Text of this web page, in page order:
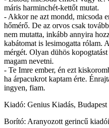
máris harminchét-kettőt mutat.
- Akkor ne azt mondd, micsoda
hőmérő. De az orvos csak
nem mutatta, inkább annyira
kabátomat is lesimogatta rólam.
mérgét. Olyan dühös
magam nevetni.
- Te Imre ember, én ezt
ha árpacukrot kaptam érte.
ingyen, fiam.
Kiadó: Genius Kiadás, Budapest
Borító: Aranyozott gerincű